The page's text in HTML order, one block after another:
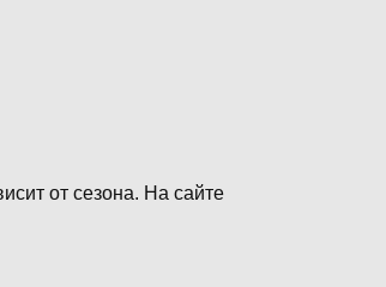
от сезона. На сайте